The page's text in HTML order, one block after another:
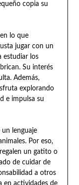
copia su
lo que
jugar con un
estudiar los
Su interés
Además,
explorando
e impulsa su
lenguaje
Por eso,
un gatito o
de cuidar de
a otros
en actividades de